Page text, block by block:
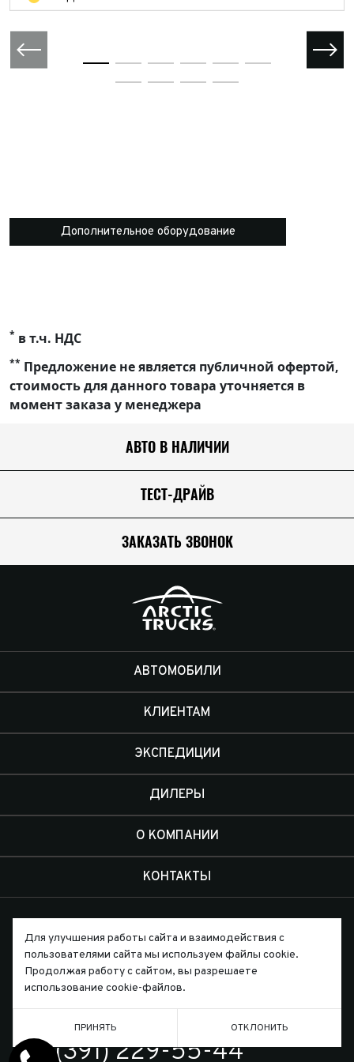
Дополнительное оборудование
* в т.ч. НДС
** Предложение не является публичной офертой,
стоимость для данного товара уточняется в
момент заказа у менеджера
АВТО В НАЛИЧИИ
ТЕСТ-ДРАЙВ
ЗАКАЗАТЬ ЗВОНОК
АВТОМОБИЛИ
КЛИЕНТАМ
ЭКСПЕДИЦИИ
ДИЛЕРЫ
О КОМПАНИИ
КОНТАКТЫ
Письмо директору
ТЕЛЕФОН
7 (391) 229-55-44
Для улучшения работы сайта и взаимодействия с
пользователями сайта мы используем файлы cookie.
Продолжая работу с сайтом, вы разрешаете
использование cookie-файлов.
ПРИНЯТЬ ОТКЛОНИТЬ